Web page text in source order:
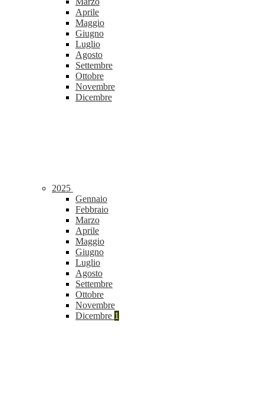
Aprile
Maggio
Giugno
Luglio
Agosto
Settembre
Ottobre
Novembre
Dicembre
2025
Gennaio
Febbraio
Marzo
Aprile
Maggio
Giugno
Luglio
Agosto
Settembre
Ottobre
Novembre
Dicembre 1